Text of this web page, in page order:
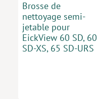
Brosse de
nettoyage semi-
jetable pour
EickView 60 SD, 60
SD-XS, 65 SD-URS